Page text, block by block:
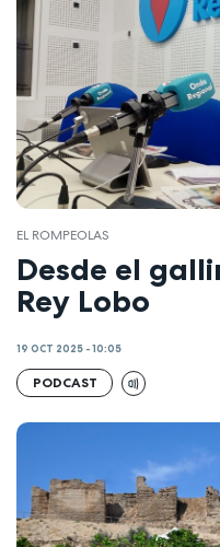
EL ROMPEOLAS
Desde el
Rey Lobo
19 OCT 2025 - 10:05
PODCAST